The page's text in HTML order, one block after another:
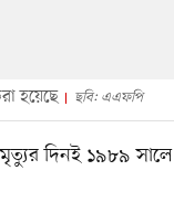
হয়েছে ছবি: এএফপি
মৃত্যুর দিনই ১৯৮৯ সালে